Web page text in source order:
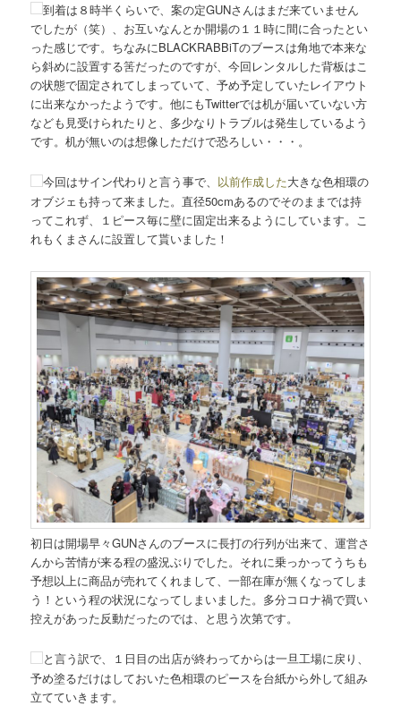
到着は８時半くらいで、案の定GUNさんはまだ来ていません
でしたが（笑）、お互いなんとか開場の１１時に間に合ったとい
った感じです。ちなみにBLACKRABBiTのブースは角地で本来な
ら斜めに設置する筈だったのですが、今回レンタルした背板はこ
の状態で固定されてしまっていて、予め予定していたレイアウト
に出来なかったようです。他にもTwitterでは机が届いていない方
なども見受けられたりと、多少なりトラブルは発生しているよう
です。机が無いのは想像しただけで恐ろしい・・・。
今回はサイン代わりと言う事で、 以前作成した大きな色相環の
オブジェも持って来ました。直径50cmあるのでそのままでは持
ってこれず、１ピース毎に壁に固定出来るようにしています。こ
れもくまさんに設置して貰いました！
初日は開場早々GUNさんのブースに長打の行列が出来て、運営さ
んから苦情が来る程の盛況ぶりでした。それに乗っかってうちも
予想以上に商品が売れてくれまして、一部在庫が無くなってしま
う！という程の状況になってしまいました。多分コロナ禍で買い
控えがあった反動だったのでは、と思う次第です。
と言う訳で、１日目の出店が終わってからは一旦工場に戻り、
予め塗るだけはしておいた色相環のピースを台紙から外して組み
立てていきます。